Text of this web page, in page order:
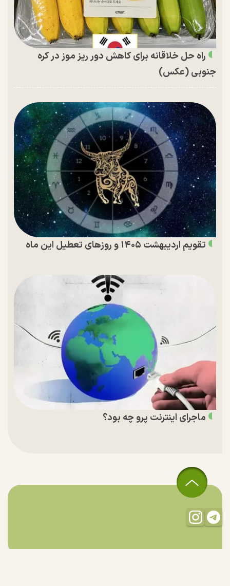
راه حل خلاقانه برای کاهش دور ریز موز در کره
جنوبی (عکس)
تقویم اردیبهشت ۱۴۰۵ و روز‌های تعطیل این ماه
ماجرای اینترنت پرو چه بود؟